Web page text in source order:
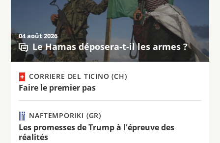
04 août 2026
Le Hamas déposera-t-il les armes ?
CORRIERE DEL TICINO (CH)
Faire le premier pas
NAFTEMPORIKI (GR)
Les promesses de Trump à l'épreuve des
réalités